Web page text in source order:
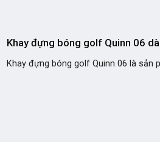
Khay đựng bóng golf Quinn 06
Khay đựng bóng golf Quinn 06 là sản